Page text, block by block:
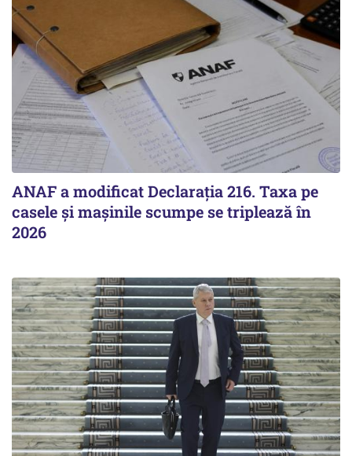
ANAF a modificat Declarația 216. Taxa pe
casele și mașinile scumpe se triplează în
2026